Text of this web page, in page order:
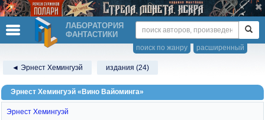
ЛАБОРАТОРИЯ
ФАНТАСТИКИ
расширенный
поиск по жанру
◄ Эрнест Хемингуэй издания (24)
Эрнест Хемингуэй «Вино Вайоминга»
Эрнест Хемингуэй